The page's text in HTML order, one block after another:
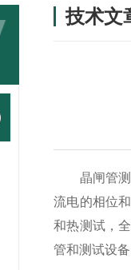
技术文
晶闸管测试
流电的相位
和热测试，
管和测试设